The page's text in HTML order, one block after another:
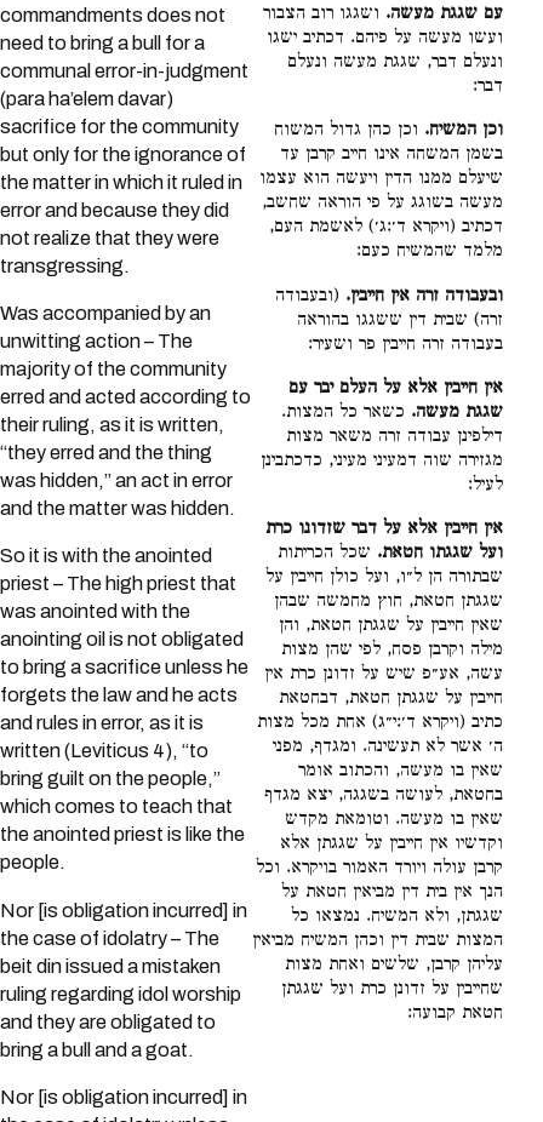
commandments does not
need to bring a bull for a
communal error-in-judgment
(para ha’elem davar)
sacrifice for the community
but only for the ignorance of
the matter in which it ruled in
error and because they did
not realize that they were
transgressing.
Was accompanied by an
unwitting action – The
majority of the community
erred and acted according to
their ruling, as it is written,
“they erred and the thing
was hidden,” an act in error
and the matter was hidden.
So it is with the anointed
priest – The high priest that
was anointed with the
anointing oil is not obligated
to bring a sacrifice unless he
forgets the law and he acts
and rules in error, as it is
written (Leviticus 4), “to
bring guilt on the people,”
which comes to teach that
the anointed priest is like the
people.
Nor [is obligation incurred] in
the case of idolatry – The
beit din issued a mistaken
ruling regarding idol worship
and they are obligated to
bring a bull and a goat.
Nor [is obligation incurred] in
עם שגגת מעשה. ושגגו רוב הצבור
ועשו מעשה על פיהם. דכתיב ישגו
ונעלם דבר, שגגת מעשה ונעלם
דבר:
וכן המשיח. וכן כהן גדול המשוח
בשמן המשחה אינו חייב קרבן עד
שיעלם ממנו הדין ויעשה הוא עצמו
מעשה בשוגג על פי הוראה שחשב,
דכתיב (ויקרא ד׳:ג׳) לאשמת העם,
מלמד שהמשיח כעם:
ובעבודה זרה אין חייבין. (ובעבודה
זרה) שבית דין ששגגו בהוראה
בעבודה זרה חייבין פר ושעיר:
אין חייבין אלא על העלם יבר עם
שגגת מעשה. כשאר כל המצות.
דילפינן עבודה זרה משאר מצות
מגזירה שוה דמעיני מעיני, כדכתבינן
לעיל:
אין חייבין אלא על דבר שזדונו כרת
ועל שגגתו חטאת. שכל הכריתות
שבתורה הן ל״ו, ועל כולן חייבין על
שגגתן חטאת, חוץ מחמשה שבהן
שאין חייבין על שגגתן חטאת, והן
מילה וקרבן פסח, לפי שהן מצות
עשה, אע״פ שיש על זדונן כרת אין
חייבין על שגגתן חטאת, דבחטאת
כתיב (ויקרא ד׳:י״ג) אחת מכל מצות
ה׳ אשר לא תעשינה. ומגדף, מפני
שאין בו מעשה, והכתוב אומר
בחטאת, לעושה בשגגה, יצא מגדף
שאין בו מעשה. וטומאת מקדש
וקדשיו אין חייבין על שגגתן אלא
קרבן עולה ויורד האמור בויקרא. וכל
הנך אין בית דין מביאין חטאת על
שגגתן, ולא המשיח. נמצאו כל
המצות שבית דין וכהן המשיח מביאין
עליהן קרבן, שלשים ואחת מצות
שחייבין על זדונן כרת ועל שגגתן
חטאת קבועה: